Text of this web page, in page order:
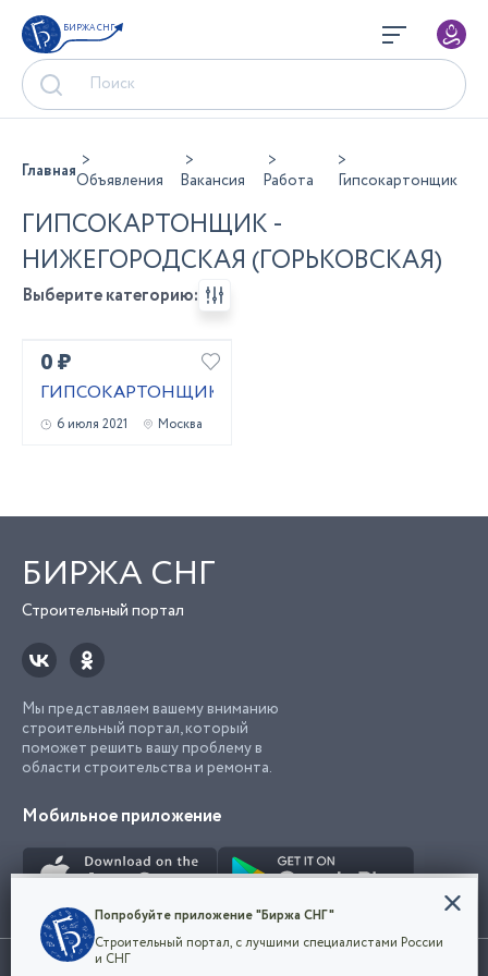
БИРЖА СНГ
ГлавнаяОбъявления Вакансия Работа Гипсокартонщик
ГИПСОКАРТОНЩИК -
НИЖЕГОРОДСКАЯ (ГОРЬКОВСКАЯ)
Выберите категорию:
0 ₽
ГИПСОКАРТОНЩИК
6 июля 2021 Москва
БИРЖА СНГ
Строительный портал
Мы представляем вашему вниманию
строительный портал, который
поможет решить вашу проблему в
области строительства и ремонта.
Мобильное приложение
Использование сайта, в том числе подача объявлений, означает
Конфиденциальность
Мы используем файлы cookie, чтобы сделать
наш сайт удобным для каждого
Попробуйте приложение "Биржа СНГ"
Строительный портал, с лучшими специалистами России
и СНГ